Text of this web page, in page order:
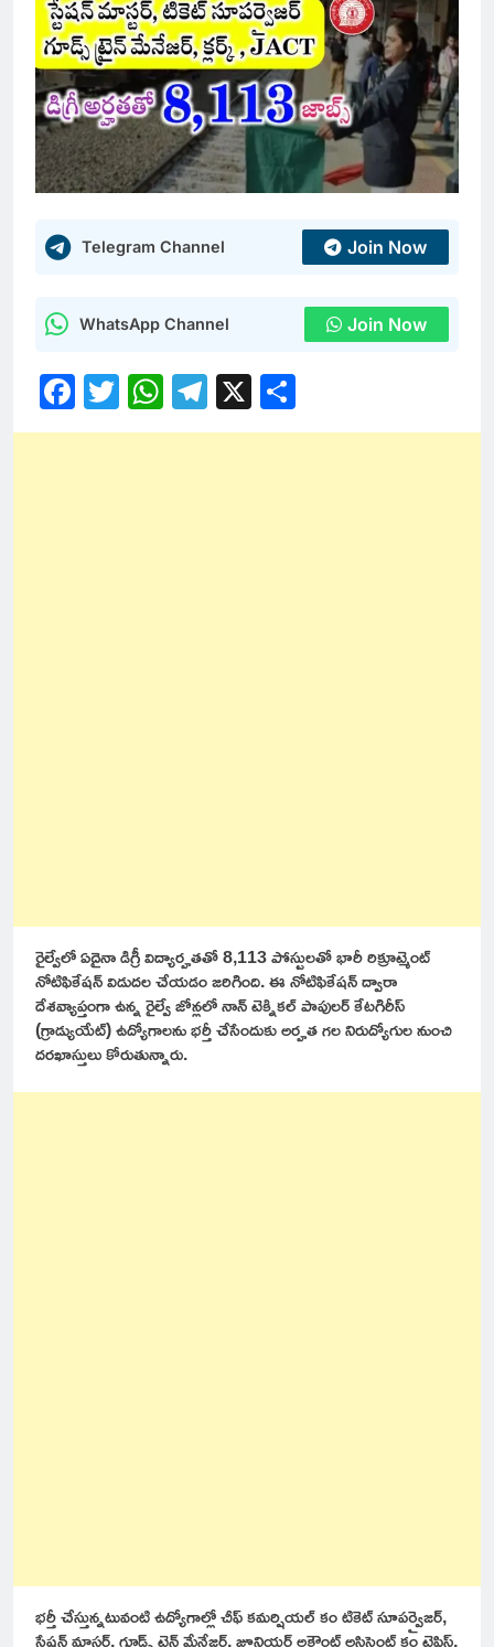
Telegram Channel Join Now
WhatsApp Channel Join Now
Facebook
Twitter
WhatsApp
Telegram
X
రైల్వేలో ఏదైనా డిగ్రీ విద్యార్హతతో 8,113 పోస్టులతో భారీ రిక్రూట్మెంట్
నోటిఫికేషన్ విడుదల చేయడం జరిగింది. ఈ నోటిఫికేషన్ ద్వారా
దేశవ్యాప్తంగా ఉన్న రైల్వే జోన్లలో నాన్ టెక్నికల్ పాపులర్ కేటగిరీస్
(గ్రాడ్యుయేట్) ఉద్యోగాలను భర్తీ చేసేందుకు అర్హత గల నిరుద్యోగుల నుంచి
దరఖాస్తులు కోరుతున్నారు.
భర్తీ చేస్తున్నటువంటి ఉద్యోగాల్లో చీఫ్ కమర్షియల్ కం టికెట్ సూపర్వైజర్,
స్టేషన్ మాస్టర్, గూడ్స్ ట్రైన్ మేనేజర్, జూనియర్ అకౌంట్ అసిస్టెంట్ కం టైపిస్ట్,